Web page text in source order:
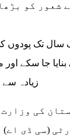
شعور کو
سال تک پودوں
بنایا جا سکے
زیادہ سے
کی
(سی ڈی اے)